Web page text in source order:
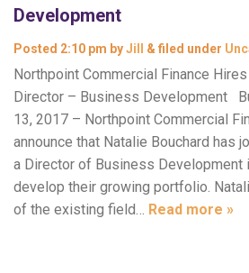
Development
Posted 2:10 pm byJill & filed under
Northpoint Commercial Finance
Director – Business Development
13, 2017 – Northpoint Commercial
announce that Natalie Bouchard has
a Director of Business Development
develop their growing portfolio.
of the existing field… Read more »